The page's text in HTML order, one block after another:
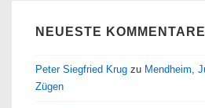
NEUESTE KOMMENTARE
Peter Siegfried Krug zu Mendheim,
Zügen